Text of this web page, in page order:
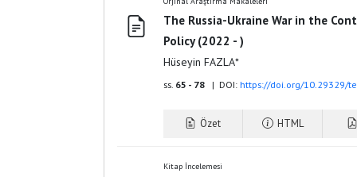
The Russia-Ukraine War in the
Policy (2022 - )
Hüseyin FAZLA*
ss. 65 - 78 | DOI: https://doi.org/10.29329/
Özet HTML
Kitap İncelemesi